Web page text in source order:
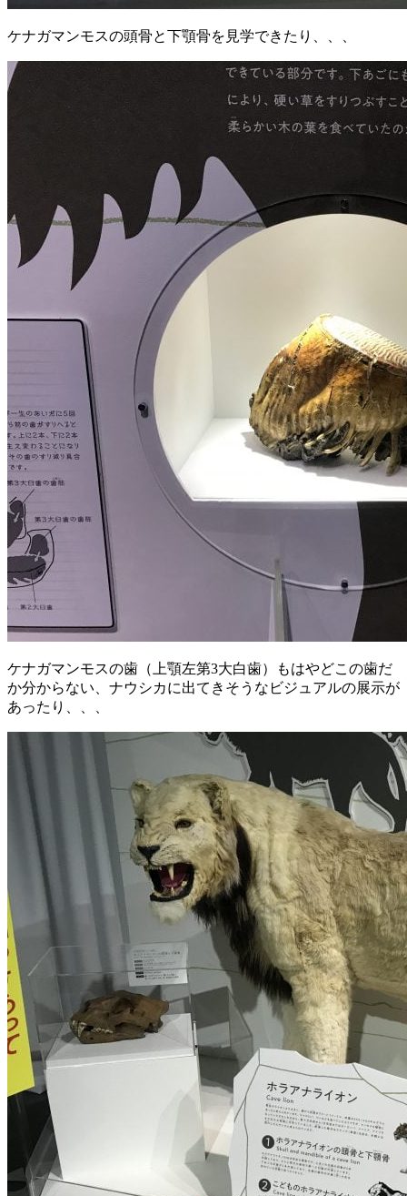
ケナガマンモスの頭骨と下顎骨を見学できたり、、、
ケナガマンモスの歯（上顎左第3大白歯）もはやどこの歯だ
か分からない、ナウシカに出てきそうなビジュアルの展示が
あったり、、、